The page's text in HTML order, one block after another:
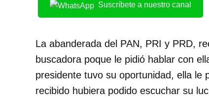
Suscríbete a nuestro canal
La abanderada del PAN, PRI y PRD,
buscadora poque le pidió hablar con
presidente tuvo su oportunidad, ella le
recibido hubiera podido escuchar su